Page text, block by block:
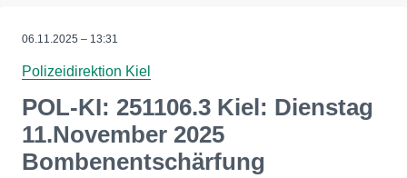
06.11.2025 – 13:31
Polizeidirektion Kiel
POL-KI: 251106.3 Kiel: Dienstag
11.November 2025
Bombenentschärfung